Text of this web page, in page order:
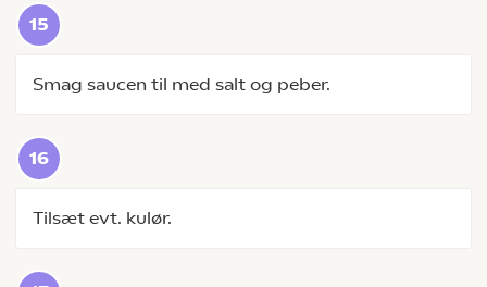
Smag saucen til med salt og peber.
Tilsæt evt. kulør.